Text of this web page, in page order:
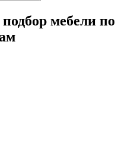
мебели по